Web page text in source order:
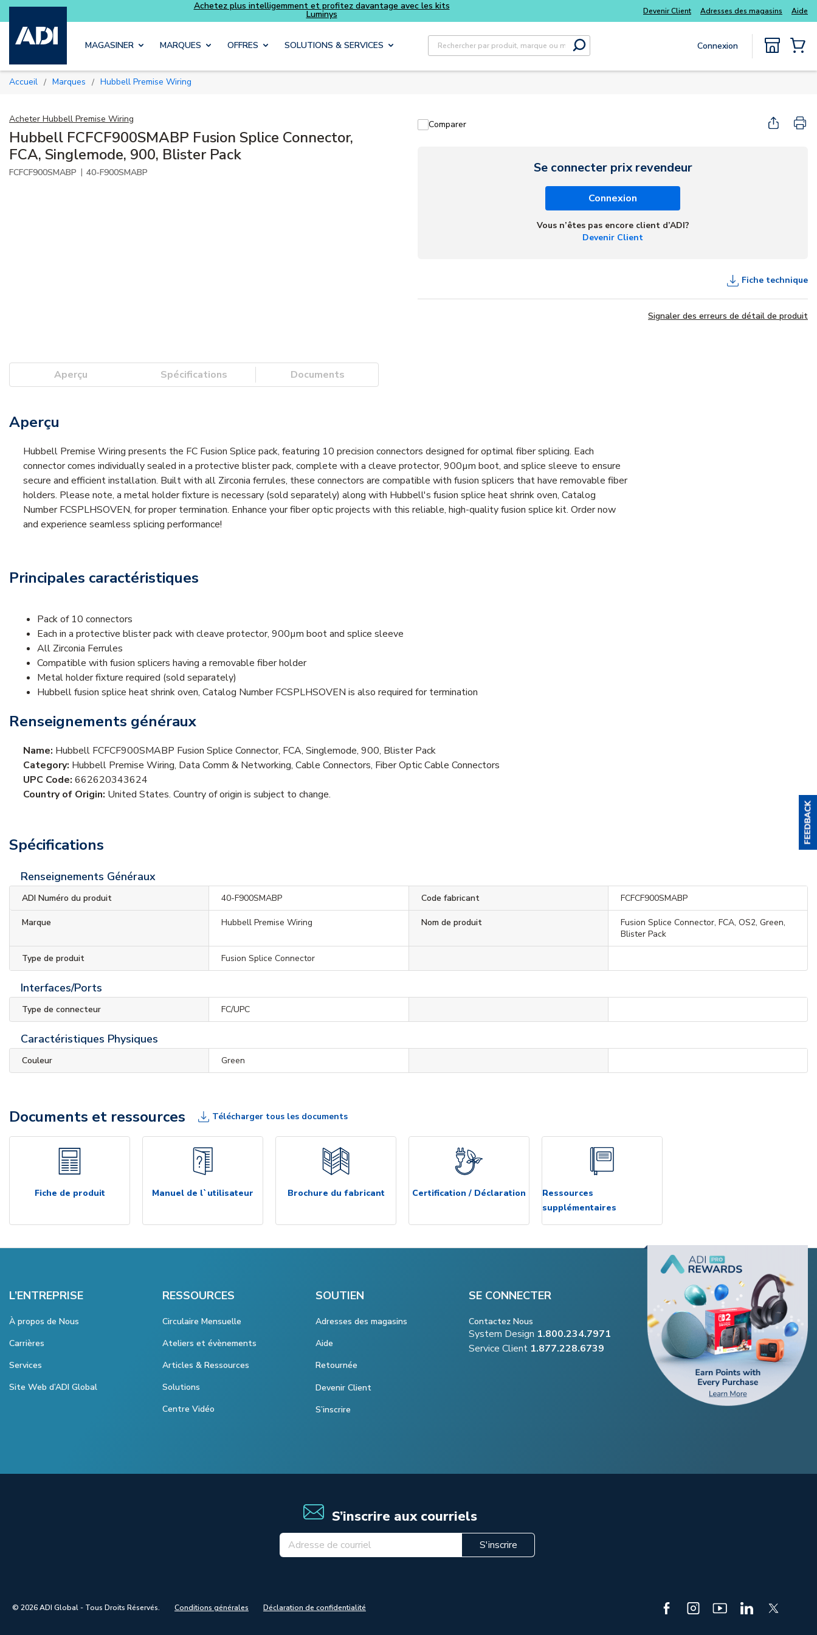
Skip to main content
Achetez plus intelligemment et profitez davantage avec les kits Tous vos essentiels du quotidien, sans délai
Devenir Client Adresses des magasins Aide
MAGASINER MARQUES OFFRES SOLUTIONS & SERVICES
Recherche sur le site
Soumettre la recherche
Connexion
Accueil / Marques / Hubbell Premise Wiring
Acheter Hubbell Premise Wiring
Hubbell FCFCF900SMABP Fusion Splice Connector,
FCA, Singlemode, 900, Blister Pack
FCFCF900SMABP | 40-F900SMABP
Comparer
Se connecter prix revendeur
Connexion
Vous n’êtes pas encore client d’ADI?
Devenir Client
Fiche technique
Signaler des erreurs de détail de produit
Aperçu Spécifications Documents
Aperçu
Hubbell Premise Wiring presents the FC Fusion Splice pack, featuring 10 precision connectors designed for optimal fiber splicing. Each
connector comes individually sealed in a protective blister pack, complete with a cleave protector, 900µm boot, and splice sleeve to ensure
secure and efficient installation. Built with all Zirconia ferrules, these connectors are compatible with fusion splicers that have removable fiber
holders. Please note, a metal holder fixture is necessary (sold separately) along with Hubbell's fusion splice heat shrink oven, Catalog
Number FCSPLHSOVEN, for proper termination. Enhance your fiber optic projects with this reliable, high-quality fusion splice kit. Order now
and experience seamless splicing performance!
Principales caractéristiques
Pack of 10 connectors
Each in a protective blister pack with cleave protector, 900µm boot and splice sleeve
All Zirconia Ferrules
Compatible with fusion splicers having a removable fiber holder
Metal holder fixture required (sold separately)
Hubbell fusion splice heat shrink oven, Catalog Number FCSPLHSOVEN is also required for termination
Renseignements généraux
Name: Hubbell FCFCF900SMABP Fusion Splice Connector, FCA, Singlemode, 900, Blister Pack
Category: Hubbell Premise Wiring, Data Comm & Networking, Cable Connectors, Fiber Optic Cable Connectors
UPC Code: 662620343624
Country of Origin: United States. Country of origin is subject to change.
Spécifications
Renseignements Généraux
ADI Numéro du produit 40-F900SMABP Code fabricant FCFCF900SMABP
Marque Hubbell Premise Wiring Nom de produit
Fusion Splice Connector, FCA, OS2, Green,
Blister Pack
Type de produit Fusion Splice Connector
Interfaces/Ports
Type de connecteur FC/UPC
Caractéristiques Physiques
Couleur Green
Documents et ressources Télécharger tous les documents
Fiche de produit Manuel de l`utilisateur Brochure du fabricant Certification / Déclaration
Ressources
supplémentaires
L’ENTREPRISE
À propos de Nous
Carrières
Services
Site Web d’ADI Global
RESSOURCES
Circulaire Mensuelle
Ateliers et évènements
Articles & Ressources
Solutions
Centre Vidéo
SOUTIEN
Adresses des magasins
Aide
Retournée
Devenir Client
S’inscrire
SE CONNECTER
Contactez Nous
System Design 1.800.234.7971
Service Client 1.877.228.6739
S’inscrire aux courriels
S'inscrire
© 2026 ADI Global - Tous Droits Réservés. Conditions générales Déclaration de confidentialité